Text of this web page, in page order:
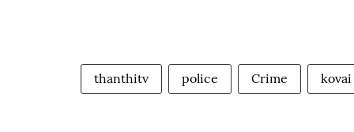
thanthitv police Crime kovai